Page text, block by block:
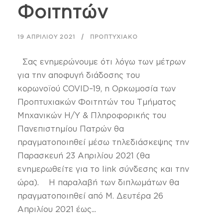
Φοιτητών
19 ΑΠΡΙΛΊΟΥ 2021 ΠΡΟΠΤΥΧΙΑΚΌ
Σας ενημερώνουμε ότι λόγω των μέτρων
για την αποφυγή διάδοσης του
κορωνοϊού COVID–19, η Ορκωμοσία των
Προπτυχιακών Φοιτητών του Τμήματος
Μηχανικών Η/Υ & Πληροφορικής του
Πανεπιστημίου Πατρών θα
πραγματοποιηθεί μέσω τηλεδιάσκεψης την
Παρασκευή 23 Απριλίου 2021 (θα
ενημερωθείτε για το link σύνδεσης και την
ώρα). Η παραλαβή των διπλωμάτων θα
πραγματοποιηθεί από Μ. Δευτέρα 26
Απριλίου 2021 έως...